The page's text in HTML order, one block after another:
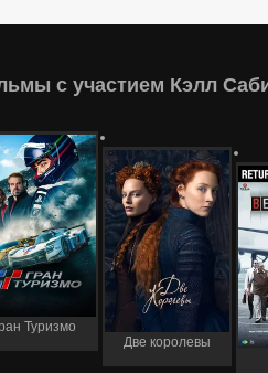
с участием Кэлл
Туризмо
Две королевы